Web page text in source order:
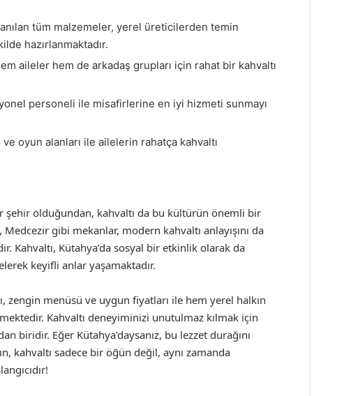
tüm malzemeler, yerel üreticilerden temin
hazırlanmaktadır.
aileler hem de arkadaş grupları için rahat bir kahvaltı
personeli ile misafirlerine en iyi hizmeti sunmayı
oyun alanları ile ailelerin rahatça kahvaltı
olduğundan, kahvaltı da bu kültürün önemli bir
Medcezir gibi mekanlar, modern kahvaltı anlayışını da
Kahvaltı, Kütahya’da sosyal bir etkinlik olarak da
keyifli anlar yaşamaktadır.
zengin menüsü ve uygun fiyatları ile hem yerel halkın
Kahvaltı deneyiminizi unutulmaz kılmak için
biridir. Eğer Kütahya’daysanız, bu lezzet durağını
kahvaltı sadece bir öğün değil, aynı zamanda